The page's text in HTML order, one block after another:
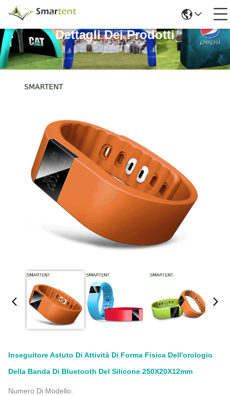
Dettagli Dei Prodotti
Inseguitore Astuto Di Attività Di Forma Fisica Dell'orologio
Della Banda Di Bluetooth Del Silicone 250X20X12mm
Numero Di Modello: